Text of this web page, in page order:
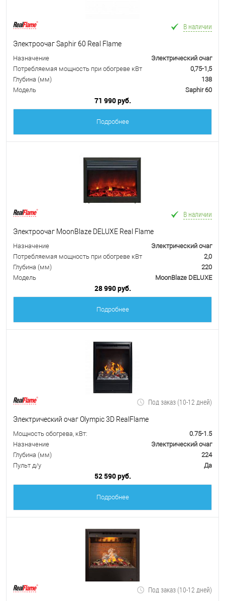
В наличии
Электроочаг Saphir 60 Real Flame
Назначение
Электрический очаг
Потребляемая мощность при обогреве кВт
0,75-1,5
Глубина (мм)
138
Модель
Saphir 60
71 990 руб.
Подробнее
В наличии
Электроочаг MoonBlaze DELUXE Real Flame
Назначение
Электрический очаг
Потребляемая мощность при обогреве кВт
2,0
Глубина (мм)
220
Модель
MoonBlaze DELUXE
28 990 руб.
Подробнее
Под заказ (10-12 дней)
Электрический очаг Olympic 3D RealFlame
Мощность обогрева, кВт:
0.75-1.5
Назначение
Электрический очаг
Глубина (мм)
224
Пульт д/у
Да
52 590 руб.
Подробнее
Под заказ (10-12 дней)